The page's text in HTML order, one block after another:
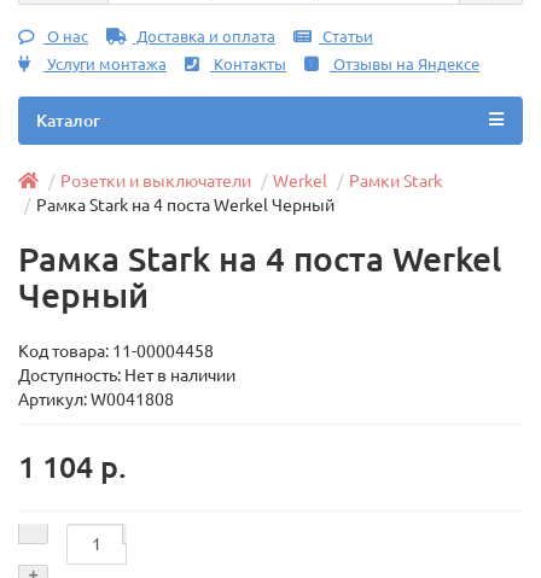
О нас Доставка и оплата
Статьи
Услуги монтажа
Контакты Отзывы на Яндексе
Каталог
Розетки и выключатели Werkel
Рамки Stark
Рамка Stark на 4 поста Werkel Черный
Рамка Stark на 4 поста Werkel
Черный
Код товара: 11-00004458
Доступность: Нет в наличии
Артикул: W0041808
1 104 р.